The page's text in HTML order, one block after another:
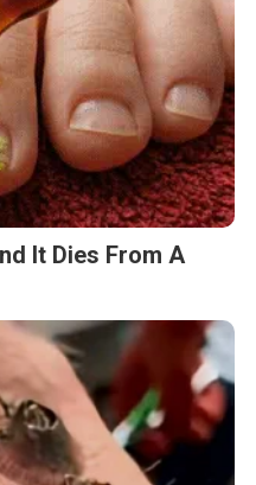
It Dies From A